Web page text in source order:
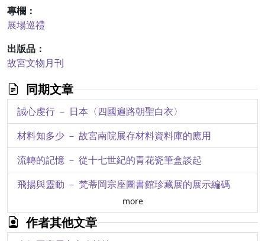
專欄：
展場巡禮
出版品：
故宮文物月刊
同期文章
誠心虔行 － 日本〈四國遍路朝聖白衣〉
材料知多少 － 故宮南院展存材料資料庫的應用
流轉的記憶 － 從十七世紀的青花瓷筆盒談起
飛揚與靈動 － 梵蒂岡宗座圖書館珍藏展的展示編碼
視覺與知識的饗宴 － 赴梵蒂岡宗座圖書館工作紀實
羅馬教廷的文藝復興 － 古典古籍與聖經傳統的共榮故事
more
作者其他文章